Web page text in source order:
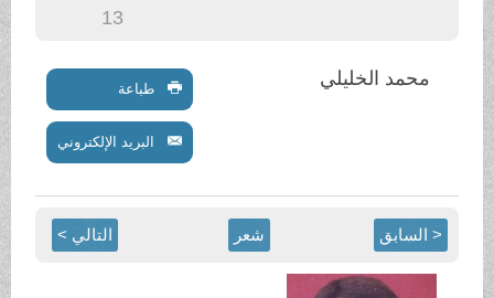
محمد الخليلي طباعة
البريد الإلكتروني
< السابق شعر التالي >